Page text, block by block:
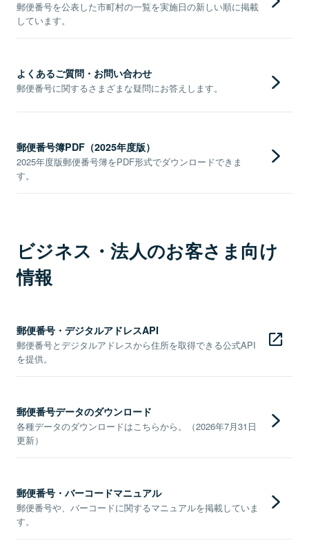
郵便番号を公表した市町村の一覧を実施日の新しい順に掲載
しています。
よくあるご質問・お問い合わせ
郵便番号に関するさまざまな疑問にお答えします。
郵便番号簿PDF（2025年度版）
2025年度版郵便番号簿をPDF形式でダウンロードできま
す。
ビジネス・法人のお客さま向け
情報
郵便番号・デジタルアドレスAPI
郵便番号とデジタルアドレスから住所を取得できる公式API
を提供。
郵便番号データのダウンロード
各種データのダウンロードはこちらから。（2026年7月31日
更新）
郵便番号・バーコードマニュアル
郵便番号や、バーコードに関するマニュアルを掲載していま
す。